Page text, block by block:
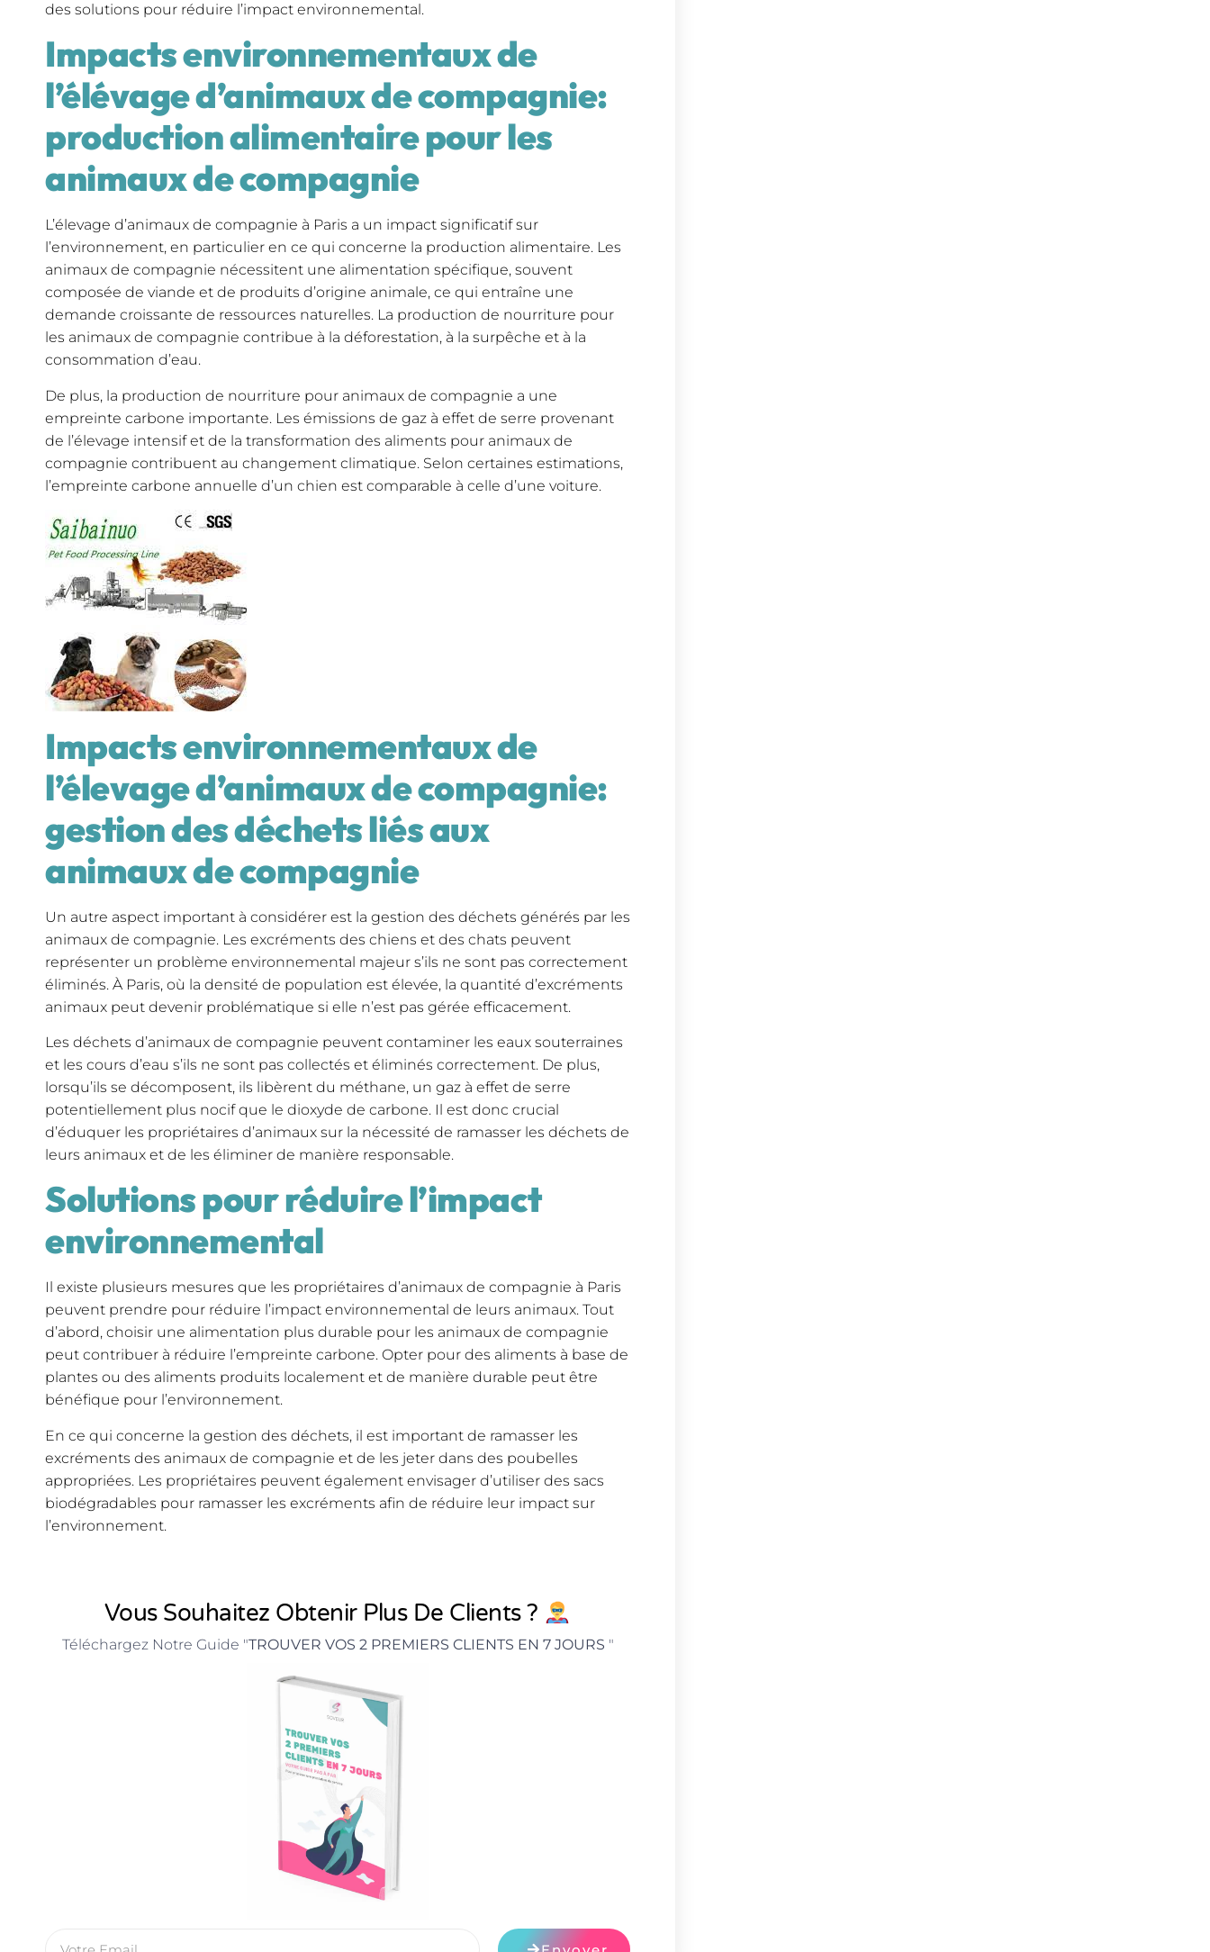
des solutions pour réduire l’impact environnemental.
Impacts environnementaux de
l’élévage d’animaux de compagnie:
production alimentaire pour les
animaux de compagnie
L’élevage d’animaux de compagnie à Paris a un impact significatif sur
l’environnement, en particulier en ce qui concerne la production alimentaire. Les
animaux de compagnie nécessitent une alimentation spécifique, souvent
composée de viande et de produits d’origine animale, ce qui entraîne une
demande croissante de ressources naturelles. La production de nourriture pour
les animaux de compagnie contribue à la déforestation, à la surpêche et à la
consommation d’eau.
De plus, la production de nourriture pour animaux de compagnie a une
empreinte carbone importante. Les émissions de gaz à effet de serre provenant
de l’élevage intensif et de la transformation des aliments pour animaux de
compagnie contribuent au changement climatique. Selon certaines estimations,
l’empreinte carbone annuelle d’un chien est comparable à celle d’une voiture.
Impacts environnementaux de
l’élevage d’animaux de compagnie:
gestion des déchets liés aux
animaux de compagnie
Un autre aspect important à considérer est la gestion des déchets générés par les
animaux de compagnie. Les excréments des chiens et des chats peuvent
représenter un problème environnemental majeur s’ils ne sont pas correctement
éliminés. À Paris, où la densité de population est élevée, la quantité d’excréments
animaux peut devenir problématique si elle n’est pas gérée efficacement.
Les déchets d’animaux de compagnie peuvent contaminer les eaux souterraines
et les cours d’eau s’ils ne sont pas collectés et éliminés correctement. De plus,
lorsqu’ils se décomposent, ils libèrent du méthane, un gaz à effet de serre
potentiellement plus nocif que le dioxyde de carbone. Il est donc crucial
d’éduquer les propriétaires d’animaux sur la nécessité de ramasser les déchets de
leurs animaux et de les éliminer de manière responsable.
Solutions pour réduire l’impact
environnemental
Il existe plusieurs mesures que les propriétaires d’animaux de compagnie à Paris
peuvent prendre pour réduire l’impact environnemental de leurs animaux. Tout
d’abord, choisir une alimentation plus durable pour les animaux de compagnie
peut contribuer à réduire l’empreinte carbone. Opter pour des aliments à base de
plantes ou des aliments produits localement et de manière durable peut être
bénéfique pour l’environnement.
En ce qui concerne la gestion des déchets, il est important de ramasser les
excréments des animaux de compagnie et de les jeter dans des poubelles
appropriées. Les propriétaires peuvent également envisager d’utiliser des sacs
biodégradables pour ramasser les excréments afin de réduire leur impact sur
l’environnement.
Vous Souhaitez Obtenir Plus De Clients ?
Téléchargez Notre Guide "TROUVER VOS 2 PREMIERS CLIENTS EN 7 JOURS "